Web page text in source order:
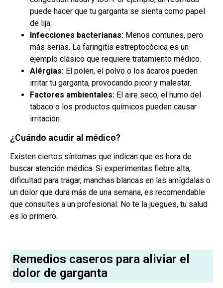
puede hacer que tu garganta se sienta como papel
de lija.
Infecciones bacterianas: Menos comunes, pero
más serias. La faringitis estreptocócica es un
ejemplo clásico que requiere tratamiento médico.
Alérgias: El polen, el polvo o los ácaros pueden
irritar tu garganta, provocando picor y malestar.
Factores ambientales: El aire seco, el humo del
tabaco o los productos químicos pueden causar
irritación.
¿Cuándo acudir al médico?
Existen ciertos síntomas que indican que es hora de
buscar atención médica. Si experimentas fiebre alta,
dificultad para tragar, manchas blancas en las amígdalas o
un dolor que dura más de una semana, es recomendable
que consultes a un profesional. No te la juegues, tu salud
es lo primero.
Remedios caseros para aliviar el
dolor de garganta